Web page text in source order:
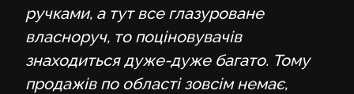
ручками, а тут все глазуроване
власноруч, то поціновувачів
знаходиться дуже-дуже багато. Тому
продажів по області зовсім немає,